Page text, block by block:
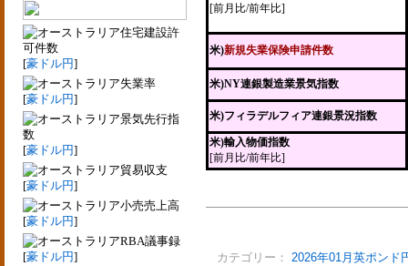
住宅建設許
可件数
[豪ドル円]
失業率
[豪ドル円]
景気先行指
数
[豪ドル円]
貿易収支
[豪ドル円]
小売売上高
[豪ドル円]
RBA議事録
[豪ドル円]
[前月比/前年比]
米)新規失業保険申請件数
米)NY連銀製造業景気指数
米)フィラデルフィア連銀景況指数
米)輸入物価指数
[前月比/前年比]
カテゴリー： 2026年01月英ポンド